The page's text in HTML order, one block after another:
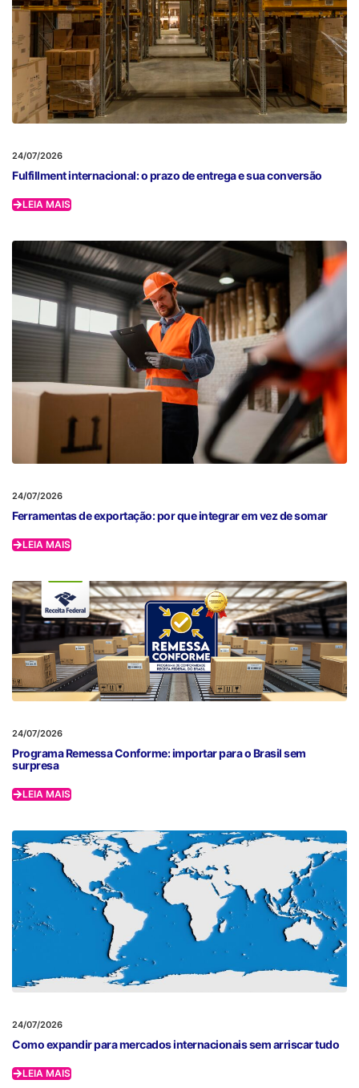
24/07/2026
Fulfillment internacional: o prazo de entrega e sua conversão
LEIA MAIS
24/07/2026
Ferramentas de exportação: por que integrar em vez de somar
LEIA MAIS
24/07/2026
Programa Remessa Conforme: importar para o Brasil sem
surpresa
LEIA MAIS
24/07/2026
Como expandir para mercados internacionais sem arriscar tudo
LEIA MAIS